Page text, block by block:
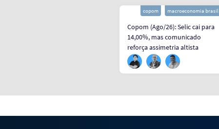
copom macroeconomia brasil
Copom (Ago/26): Selic cai para
14,00%, mas comunicado
reforça assimetria altista